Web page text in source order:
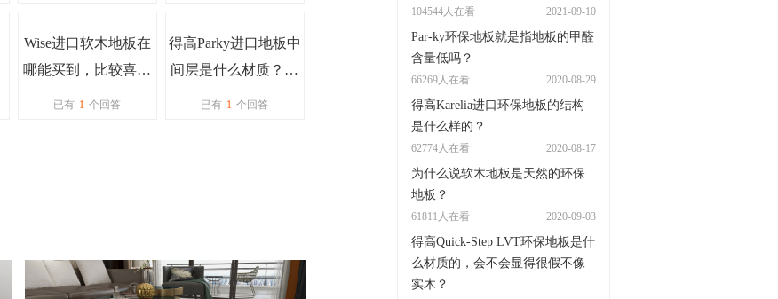
Wise进口软木地板在
哪能买到，比较喜欢
这个牌子。
已有 1 个回答
得高Parky进口地板中
间层是什么材质？跟
强化地板一样的吗？
已有 1 个回答
104544人在看 2021-09-10
Par-ky环保地板就是指地板的甲醛
含量低吗？
66269人在看 2020-08-29
得高Karelia进口环保地板的结构
是什么样的？
62774人在看 2020-08-17
为什么说软木地板是天然的环保
地板？
61811人在看 2020-09-03
得高Quick-Step LVT环保地板是什
么材质的，会不会显得很假不像
实木？